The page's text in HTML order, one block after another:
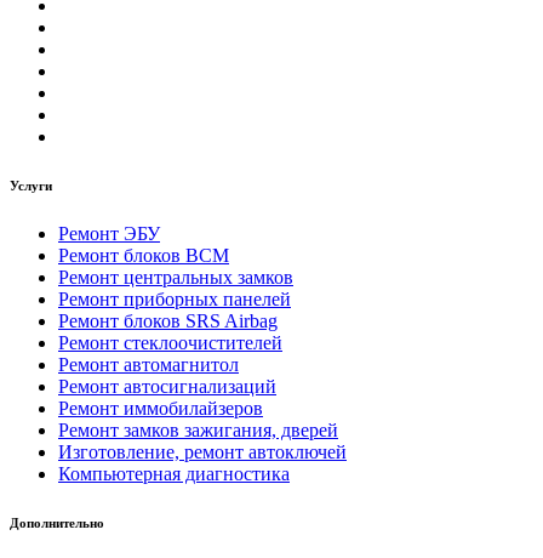
Услуги
Ремонт ЭБУ
Ремонт блоков BCМ
Ремонт центральных замков
Ремонт приборных панелей
Ремонт блоков SRS Airbag
Ремонт стеклоочистителей
Ремонт автомагнитол
Ремонт автосигнализаций
Ремонт иммобилайзеров
Ремонт замков зажигания, дверей
Изготовление, ремонт автоключей
Компьютерная диагностика
Дополнительно